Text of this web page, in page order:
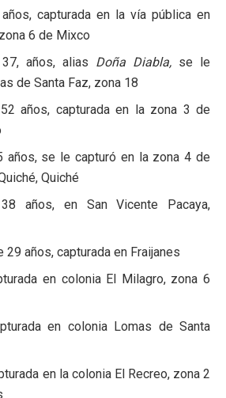
años, capturada en la vía pública en
6 de Mixco
años, alias Doña Diabla,se le
de Santa Faz, zona 18
años, capturada en la zona 3 de
años, se le capturó en la zona 4 de
Quiché
años, en San Vicente Pacaya,
29 años, capturada en Fraijanes
en colonia El Milagro, zona 6
en colonia Lomas de Santa
en la colonia El Recreo, zona 2